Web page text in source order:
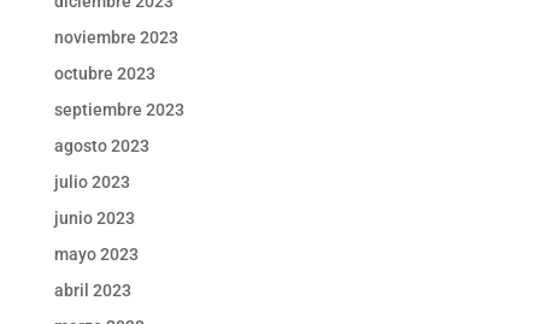
noviembre 2023
octubre 2023
septiembre 2023
agosto 2023
julio 2023
junio 2023
mayo 2023
abril 2023